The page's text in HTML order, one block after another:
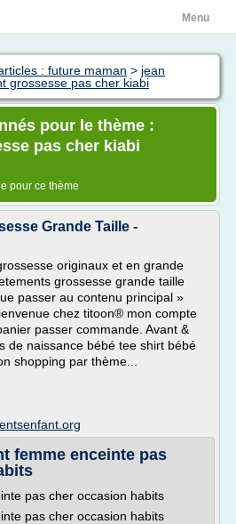
Menu
: future maman > jean
grossesse pas cher kiabi
pour le thème :
pas cher kiabi
pour ce thème
Grande Taille -
originaux et en grande
grossesse grande taille
passer au contenu principal »
chez titoon® mon compte
passer commande. Avant &
de naissance bébé tee shirt bébé
shopping par thème...
femme enceinte pas
pas cher occasion habits
pas cher occasion habits